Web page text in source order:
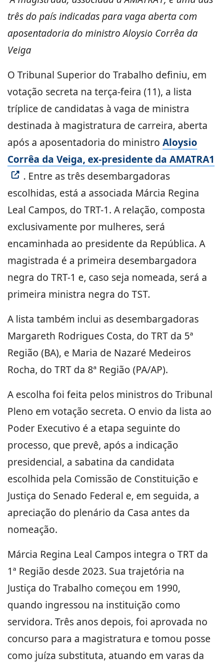
três do país indicadas para vaga aberta com
aposentadoria do ministro Aloysio Corrêa da
Veiga
O Tribunal Superior do Trabalho definiu, em
votação secreta na terça-feira (11), a lista
tríplice de candidatas à vaga de ministra
destinada à magistratura de carreira, aberta
após a aposentadoria do ministro Aloysio
Corrêa da Veiga, ex-presidente da AMATRA1
. Entre as três desembargadoras
escolhidas, está a associada Márcia Regina
Leal Campos, do TRT-1. A relação, composta
exclusivamente por mulheres, será
encaminhada ao presidente da República. A
magistrada é a primeira desembargadora
negra do TRT-1 e, caso seja nomeada, será a
primeira ministra negra do TST.
A lista também inclui as desembargadoras
Margareth Rodrigues Costa, do TRT da 5ª
Região (BA), e Maria de Nazaré Medeiros
Rocha, do TRT da 8ª Região (PA/AP).
A escolha foi feita pelos ministros do Tribunal
Pleno em votação secreta. O envio da lista ao
Poder Executivo é a etapa seguinte do
processo, que prevê, após a indicação
presidencial, a sabatina da candidata
escolhida pela Comissão de Constituição e
Justiça do Senado Federal e, em seguida, a
apreciação do plenário da Casa antes da
nomeação.
Márcia Regina Leal Campos integra o TRT da
1ª Região desde 2023. Sua trajetória na
Justiça do Trabalho começou em 1990,
quando ingressou na instituição como
servidora. Três anos depois, foi aprovada no
concurso para a magistratura e tomou posse
como juíza substituta, atuando em varas da